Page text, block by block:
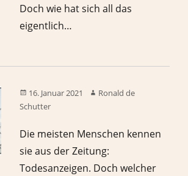
Doch wie hat sich all das
eigentlich…
16. Januar 2021
Ronald de
Schutter
Die meisten Menschen kennen
sie aus der Zeitung:
Todesanzeigen. Doch welcher